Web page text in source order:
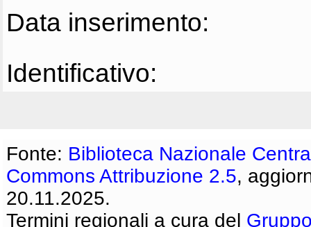
Data inserimento:
Identificativo:
Fonte: Biblioteca Nazionale
Commons Attribuzione 2.5,
20.11.2025.
Termini regionali a cura del